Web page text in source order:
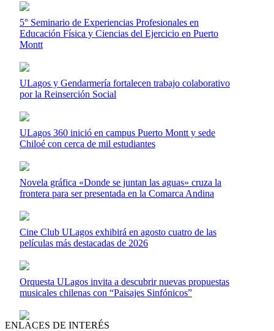
5° Seminario de Experiencias Profesionales en
Educación Física y Ciencias del Ejercicio en Puerto
Montt
ULagos y Gendarmería fortalecen trabajo colaborativo
por la Reinserción Social
ULagos 360 inició en campus Puerto Montt y sede
Chiloé con cerca de mil estudiantes
Novela gráfica «Donde se juntan las aguas» cruza la
frontera para ser presentada en la Comarca Andina
Cine Club ULagos exhibirá en agosto cuatro de las
películas más destacadas de 2026
Orquesta ULagos invita a descubrir nuevas propuestas
musicales chilenas con “Paisajes Sinfónicos”
ENLACES DE INTERÉS